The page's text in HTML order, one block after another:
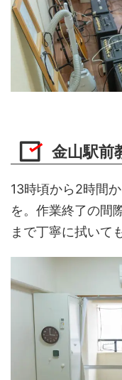
金山駅前
13時頃から2時間
を。作業終了の間
まで丁寧に拭いて